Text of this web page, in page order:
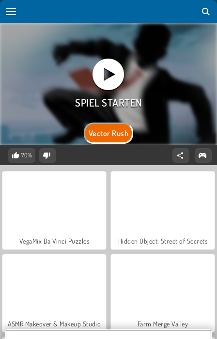
Vector Rush
70%
VegaMix Da Vinci Puzzles Hidden Object: Street of Secrets
ASMR Makeover & Makeup Studio Farm Merge Valley